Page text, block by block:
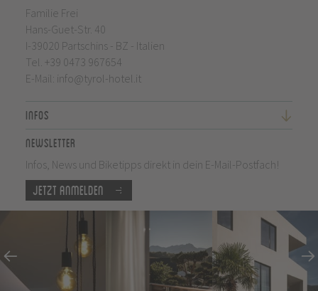
Familie Frei
Hans-Guet-Str. 40
I-39020 Partschins - BZ - Italien
Tel. +39 0473 967654
E-Mail: info@tyrol-hotel.it
Infos
Newsletter
Infos, News und Biketipps direkt in dein E-Mail-Postfach!
Jetzt anmelden